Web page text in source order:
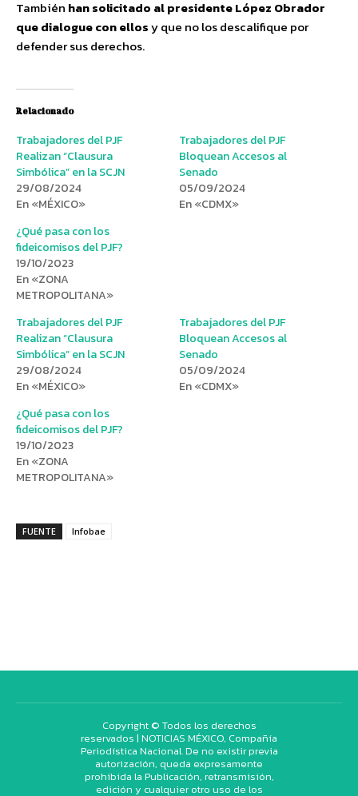
También han solicitado al presidente López Obrador
que dialogue con ellosy que no los descalifique por
defender sus derechos.
Relacionado
Trabajadores del PJF
Realizan “Clausura
Simbólica” en la SCJN
29/08/2024
En «MÉXICO»
Trabajadores del PJF
Bloquean Accesos al
Senado
05/09/2024
En «CDMX»
¿Qué pasa con los
fideicomisos del PJF?
19/10/2023
En «ZONA
METROPOLITANA»
Trabajadores del PJF
Realizan “Clausura
Simbólica” en la SCJN
29/08/2024
En «MÉXICO»
Trabajadores del PJF
Bloquean Accesos al
Senado
05/09/2024
En «CDMX»
¿Qué pasa con los
fideicomisos del PJF?
19/10/2023
En «ZONA
METROPOLITANA»
FUENTE Infobae
Copyright © Todos los derechos
reservados | NOTICIAS MÉXICO, Compañía
Periodística Nacional. De no existir previa
autorización, queda expresamente
prohibida la Publicación, retransmisión,
edición y cualquier otro uso de los